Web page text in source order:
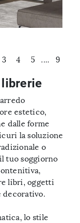
3 4 5 .... 9
librerie
estetico,
dalle forme
la soluzione
o
tuo soggiorno
libri, oggetti
decorativo.
lo stile